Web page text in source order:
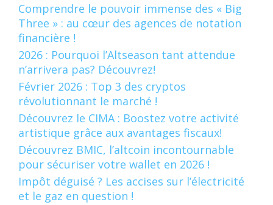
Comprendre le pouvoir immense des « Big
Three » : au cœur des agences de notation
financière !
2026 : Pourquoi l’Altseason tant attendue
n’arrivera pas? Découvrez!
Février 2026 : Top 3 des cryptos
révolutionnant le marché !
Découvrez le CIMA : Boostez votre activité
artistique grâce aux avantages fiscaux!
Découvrez BMIC, l’altcoin incontournable
pour sécuriser votre wallet en 2026 !
Impôt déguisé ? Les accises sur l’électricité
et le gaz en question !